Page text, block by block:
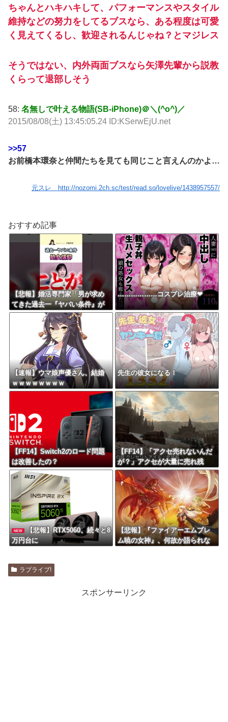
ちゃんとハキハキして、パフォーマンスやスタイル
維持などの努力をしてるブスなら、ある程度は可愛
く見えてくるし、歓迎されるんじゃね？とマジレス
そうではない、内外両面ブスなら矢澤先輩から説教
くらって退部しそう
58: 名無しで叶える物語(SB-iPhone)＠＼(^o^)／
2015/08/08(土) 13:45:05.24 ID:KSerwEjU.net
>>57
お前橋本環奈と仲間たちを見ても同じこと言えんのかよ…
元スレ http://nozomi.2ch.sc/test/read.so/lovelive/1438957557/
おすすめ記事
【悲報】婚活専門家「男が求め
てきた過去一『ヤバい条件』が
これｗ」
………………コスプレ治療❤
【速報】ウマ娘声優さん、結婚
ｗｗｗｗｗｗｗｗ
先生の彼女になる！
【FF14】Switch2のロード問題
は改善したの？
【FF14】「アクセ売れないんだ
が？」アクセが大量に売れ残
り、にんじんのほうが嬉しいま
である【クレセントアイル】
NEW
【悲報】RTX5060、続々と8
万円台に
【悲報】『ファイアーエムブレ
ム暁の女神』、何故か語られな
ラブライブ!
スポンサーリンク